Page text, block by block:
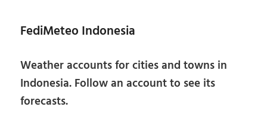
FediMeteo Indonesia
Weather accounts for cities and towns in
Indonesia. Follow an account to see its
forecasts.